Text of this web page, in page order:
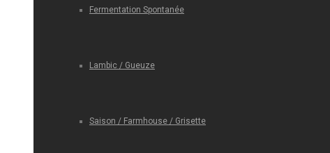
Fermentation Spontanée
Lambic / Gueuze
Saison / Farmhouse / Grisette